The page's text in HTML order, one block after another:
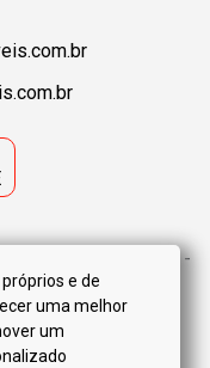
e de
uma melhor
um
001 - São Paulo -